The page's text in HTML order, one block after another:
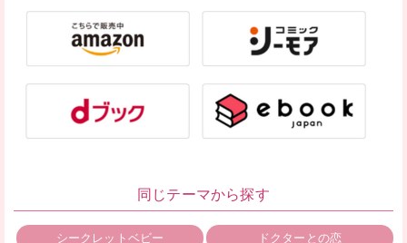
同じテーマから探す
シークレットベビー ドクターとの恋